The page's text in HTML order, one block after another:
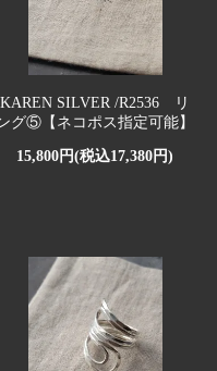
KAREN SILVER /R2536 リ
グ⑤【ネコポス指定可能】
15,800円(税込17,380円)